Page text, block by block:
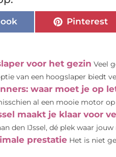
Pinterest
voor het gezin Veel
van een hoogslaper biedt
waar moet je op
al een mooie motor op
maakt je klaar voor
den IJssel, dé plek waar
prestatie Het is niet